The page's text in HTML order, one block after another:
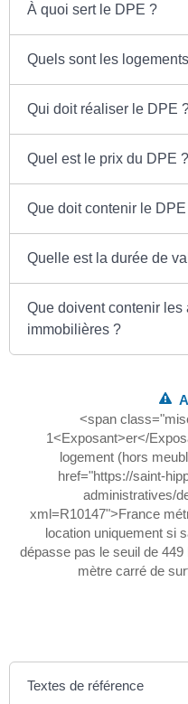
À quoi sert le DPE ?
Quels sont les
Qui doit réaliser le DPE
Quel est le prix du DPE ?
Que doit contenir le
Quelle est la durée de
Que doivent contenir les
immobilières ?
<span
1<Exposant>er</
logement (hors
href="https://saint-
administratives/
xml=R10147">France
location uniquement si
dépasse pas le seuil de
mètre carré de
Textes de référence